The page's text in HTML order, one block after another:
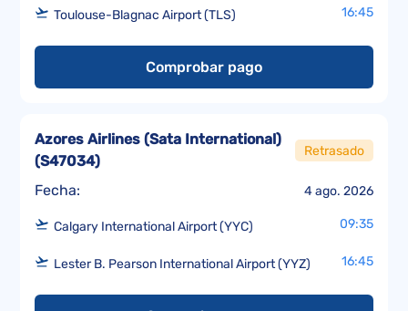
Toulouse-Blagnac Airport (TLS) 16:45
Comprobar pago
Fecha: 4 ago. 2026
Azores Airlines (Sata International)
(S47034)
Retrasado
Calgary International Airport (YYC) 09:35
Lester B. Pearson International Airport (YYZ) 16:45